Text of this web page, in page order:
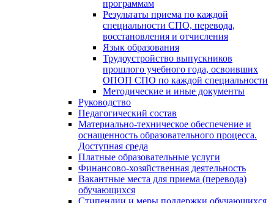
программам
Результаты приема по каждой
специальности СПО, перевода,
восстановления и отчисления
Язык образования
Трудоустройство выпускников
прошлого учебного года, освоивших
ОПОП СПО по каждой специальности
Методические и иные документы
Руководство
Педагогический состав
Материально-техническое обеспечение и
оснащенность образовательного процесса.
Доступная среда
Платные образовательные услуги
Финансово-хозяйственная деятельность
Вакантные места для приема (перевода)
обучающихся
Стипендии и меры поддержки обучающихся